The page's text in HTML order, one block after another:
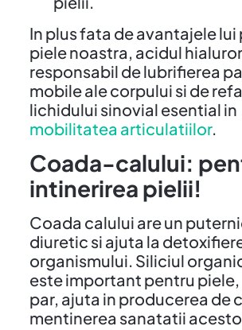
In plus fata de avantajele lui
piele noastra, acidul
responsabil de lubrifierea
mobile ale corpului si de
lichidului sinovial esential in
mobilitatea articulatiilor.
Coada-calului:
intinerirea pielii!
Coada calului are un
diuretic si ajuta la
organismului. Siliciul
este important pentru piele,
par, ajuta in producerea de
mentinerea sanatatii